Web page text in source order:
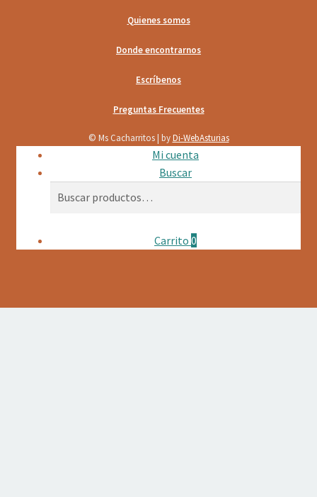
Quienes somos
Donde encontrarnos
Escríbenos
Preguntas Frecuentes
© Ms Cacharritos | byDi-WebAsturias
Mi cuenta
Buscar
Carrito 0